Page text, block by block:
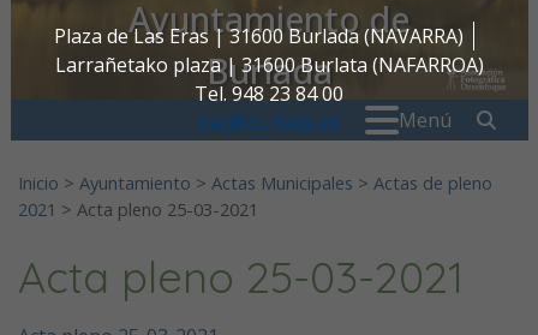
Plaza de Las Eras | 31600 Burlada (NAVARRA)
Larrañetako plaza | 31600 Burlata (NAFARROA)
Tel. 948 23 84 00
oac@burlada.es
Ayuntamiento de
Burlada
Menú
Inicio > Ayuntamiento > Actas Municipales > Actas de pleno
2021 > Acta pleno 25-03-2021
Acta pleno 25-03-2021